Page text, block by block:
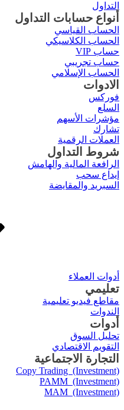
التداول
أنواع حسابات التداول
الحساب القياسي
الحساب الكلاسيكي
حساب VIP
حساب تجريبي
الحساب الإسلامي
الادوات
فوركس
السلع
مؤشرات الأسهم
تشارك
العملات الرقمية
شروط التداول
الرافعة المالية والهامش
إيداع سحب
السبريد والمقايضة
أدوات العملاء
تعليمي
مقاطع فيديو تعليمية
الندوات
أدوات
تحليل السوق
التقويم الاقتصادي
التجارة الاجتماعية
Copy Trading (Investment)
PAMM (Investment)
MAM (Investment)